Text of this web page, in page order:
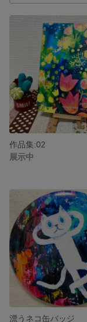
作品集:02
展示中
漂うネコ缶バッジ